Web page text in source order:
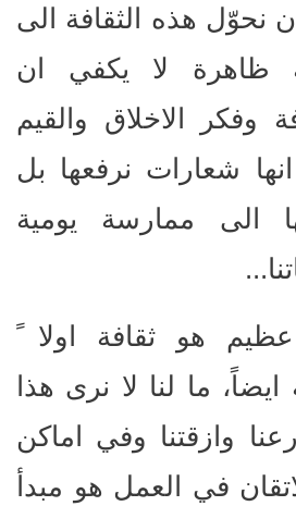
نحوّل هذه الثقافة الى
ظاهرة لا يكفي ان
وفكر الاخلاق والقيم
شعارات نرفعها بل
الى ممارسة يومية
هو ثقافة اولا
ما لنا لا نرى هذا
وازقتنا وفي اماكن
في العمل هو مبدأ